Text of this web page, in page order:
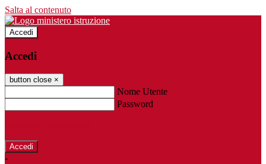
Salta al contenuto
Accedi
Accedi
button close ×
Nome Utente
Password
-